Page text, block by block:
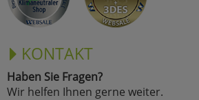
KONTAKT
Haben Sie Fragen?
Wir helfen Ihnen gerne weiter.